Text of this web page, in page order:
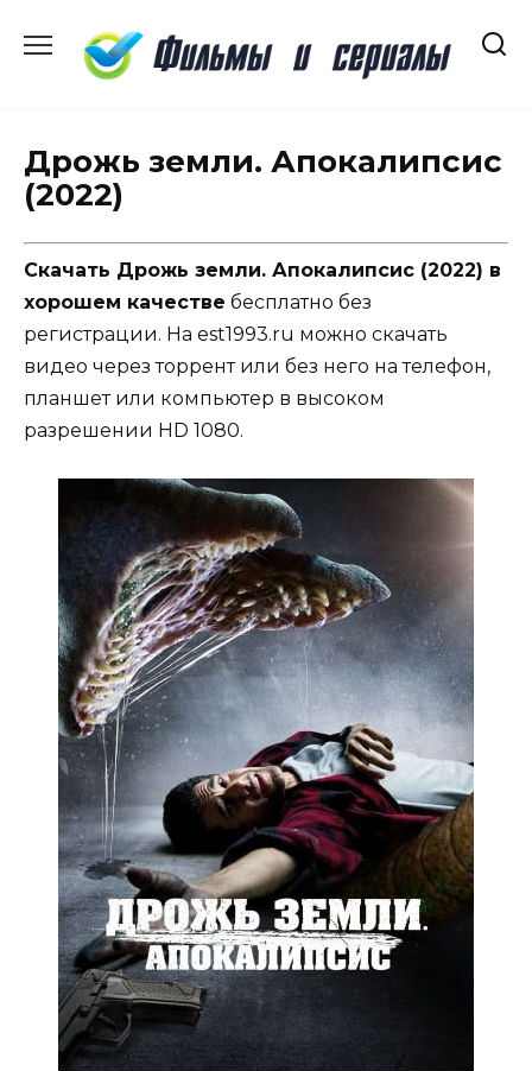
содержанию
Дрожь земли. Апокалипсис
(2022)
Скачать Дрожь земли. Апокалипсис (2022) в
хорошем качестве бесплатно без
регистрации. На est1993.ru можно скачать
видео через торрент или без него на телефон,
планшет или компьютер в высоком
разрешении HD 1080.